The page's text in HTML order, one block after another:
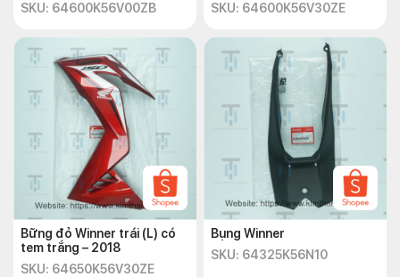
SKU: 64600K56V00ZB
SKU: 64600K56V30ZE
Bững đỏ Winner trái (L) có
tem trắng – 2018
SKU: 64650K56V30ZE
Bụng Winner
SKU: 64325K56N10